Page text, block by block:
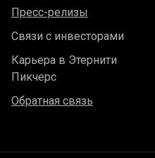
Пресс-релизы
Связи с инвесторами
Карьера в Этернити
Пикчерс
Обратная связь